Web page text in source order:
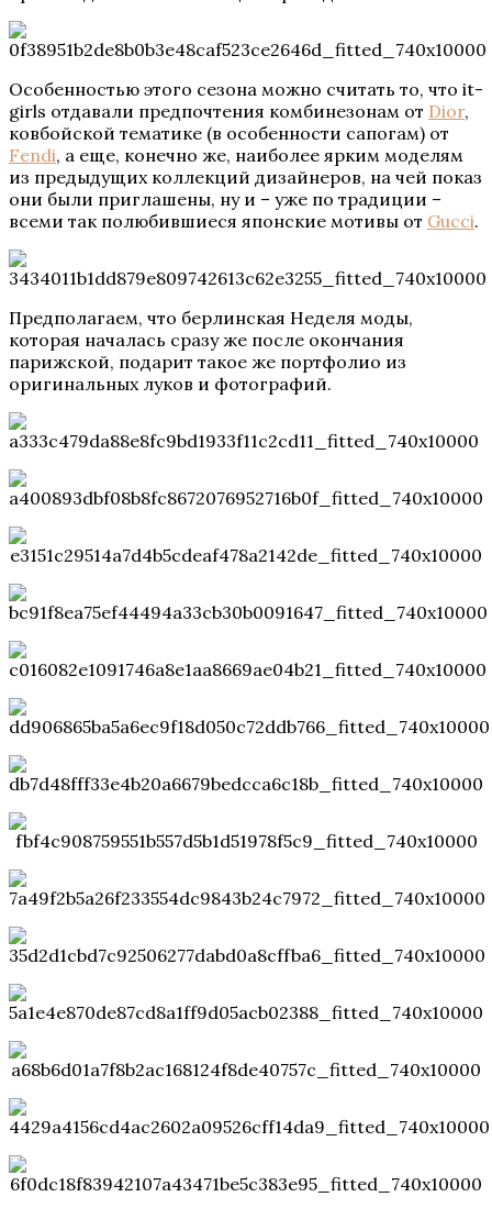
Особенностью этого сезона можно считать то, что it-
girls отдавали предпочтения комбинезонам от Dior,
ковбойской тематике (в особенности сапогам) от
Fendi, а еще, конечно же, наиболее ярким моделям
из предыдущих коллекций дизайнеров, на чей показ
они были приглашены, ну и – уже по традиции –
всеми так полюбившиеся японские мотивы от Gucci.
Предполагаем, что берлинская Неделя моды,
которая началась сразу же после окончания
парижской, подарит такое же портфолио из
оригинальных луков и фотографий.